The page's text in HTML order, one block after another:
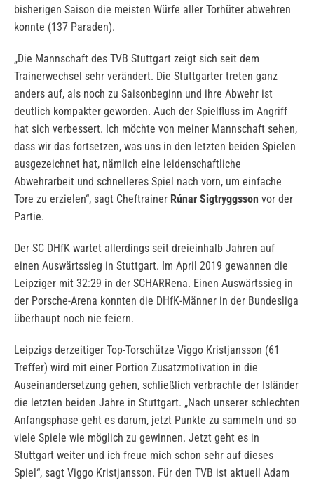
bisherigen Saison die meisten Würfe aller Torhüter abwehren
konnte (137 Paraden).
„Die Mannschaft des TVB Stuttgart zeigt sich seit dem
Trainerwechsel sehr verändert. Die Stuttgarter treten ganz
anders auf, als noch zu Saisonbeginn und ihre Abwehr ist
deutlich kompakter geworden. Auch der Spielfluss im Angriff
hat sich verbessert. Ich möchte von meiner Mannschaft sehen,
dass wir das fortsetzen, was uns in den letzten beiden Spielen
ausgezeichnet hat, nämlich eine leidenschaftliche
Abwehrarbeit und schnelleres Spiel nach vorn, um einfache
Tore zu erzielen“, sagt Cheftrainer Rúnar Sigtryggsson vor der
Partie.
Der SC DHfK wartet allerdings seit dreieinhalb Jahren auf
einen Auswärtssieg in Stuttgart. Im April 2019 gewannen die
Leipziger mit 32:29 in der SCHARRena. Einen Auswärtssieg in
der Porsche-Arena konnten die DHfK-Männer in der Bundesliga
überhaupt noch nie feiern.
Leipzigs derzeitiger Top-Torschütze Viggo Kristjansson (61
Treffer) wird mit einer Portion Zusatzmotivation in die
Auseinandersetzung gehen, schließlich verbrachte der Isländer
die letzten beiden Jahre in Stuttgart. „Nach unserer schlechten
Anfangsphase geht es darum, jetzt Punkte zu sammeln und so
viele Spiele wie möglich zu gewinnen. Jetzt geht es in
Stuttgart weiter und ich freue mich schon sehr auf dieses
Spiel“, sagt Viggo Kristjansson. Für den TVB ist aktuell Adam